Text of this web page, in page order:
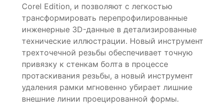
Corel Edition, и позволяют с легкостью
трансформировать перепрофилированные
инженерные 3D-данные в детализированные
технические иллюстрации. Новый инструмент
трехточечной резьбы обеспечивает точную
привязку к стенкам болта в процессе
протаскивания резьбы, а новый инструмент
удаления рамки мгновенно убирает лишние
внешние линии проецированной формы.